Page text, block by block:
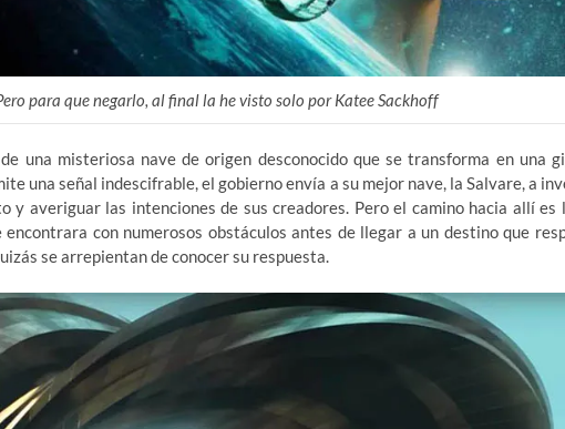
para que negarlo, al final la he visto solo por Katee Sackhoff
una misteriosa nave de origen desconocido que se transforma en una
una señal indescifrable, el gobierno envía a su mejor nave, la Salvare, a
y averiguar las intenciones de sus creadores. Pero el camino hacia allí es
con numerosos obstáculos antes de llegar a un destino que
se arrepientan de conocer su respuesta.